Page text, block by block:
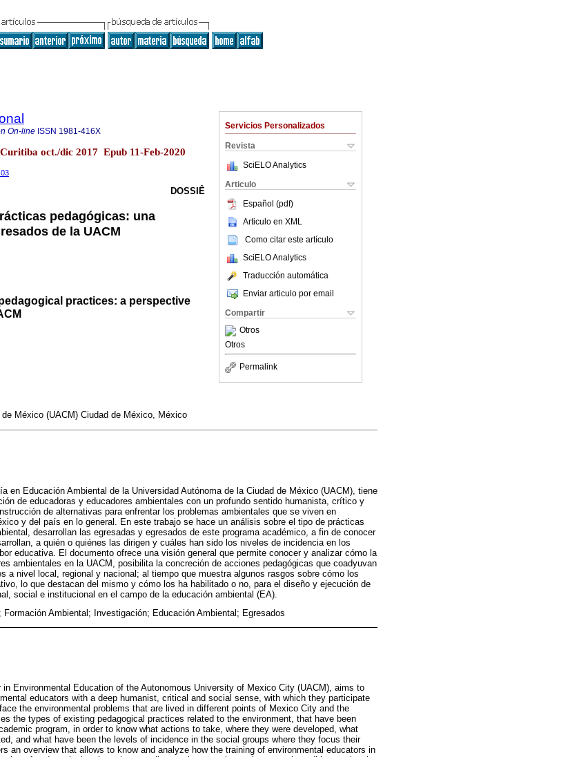
Servicios Personalizados
Revista
SciELO Analytics
Articulo
Español (pdf)
Articulo en XML
Como citar este artículo
SciELO Analytics
Traducción automática
Enviar articulo por email
Compartir
Otros
Otros
Permalink
On-line ISSN 1981-416X
oct./dic 2017 Epub 11-Feb-2020
DOSSIÊ
pedagógicas: una
de la UACM
practices: a perspective
México (UACM) Ciudad de México, México
en Educación Ambiental de la Universidad Autónoma de la Ciudad de México (UACM), tiene
de educadoras y educadores ambientales con un profundo sentido humanista, crítico y
de alternativas para enfrentar los problemas ambientales que se viven en
y del país en lo general. En este trabajo se hace un análisis sobre el tipo de prácticas
desarrollan las egresadas y egresados de este programa académico, a fin de conocer
a quién o quiénes las dirigen y cuáles han sido los niveles de incidencia en los
educativa. El documento ofrece una visión general que permite conocer y analizar cómo la
ambientales en la UACM, posibilita la concreción de acciones pedagógicas que coadyuvan
a nivel local, regional y nacional; al tiempo que muestra algunos rasgos sobre cómo los
lo que destacan del mismo y cómo los ha habilitado o no, para el diseño y ejecución de
social e institucional en el campo de la educación ambiental (EA).
Formación Ambiental; Investigación; Educación Ambiental; Egresados
Environmental Education of the Autonomous University of Mexico City (UACM), aims to
educators with a deep humanist, critical and social sense, with which they participate
the environmental problems that are lived in different points of Mexico City and the
the types of existing pedagogical practices related to the environment, that have been
program, in order to know what actions to take, where they were developed, what
and what have been the levels of incidence in the social groups where they focus their
an overview that allows to know and analyze how the training of environmental educators in